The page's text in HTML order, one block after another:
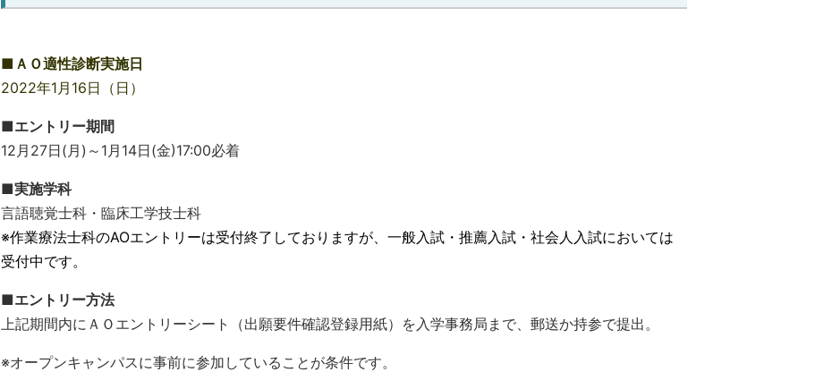
■ＡＯ適性診断実施日
2022年1月16日（日）
■エントリー期間
12月27日(月)～1月14日(金)17:00必着
■実施学科
言語聴覚士科・臨床工学技士科
※作業療法士科のAOエントリーは受付終了しておりますが、一般入試・推薦入試・社会人入試においては
受付中です。
■エントリー方法
上記期間内にＡＯエントリーシート（出願要件確認登録用紙）を入学事務局まで、郵送か持参で提出。
※オープンキャンパスに事前に参加していることが条件です。